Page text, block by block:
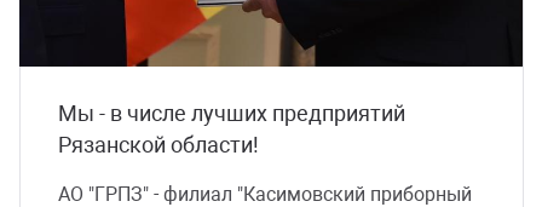
Мы - в числе лучших предприятий
Рязанской области!
АО "ГРПЗ" - филиал "Касимовский приборный